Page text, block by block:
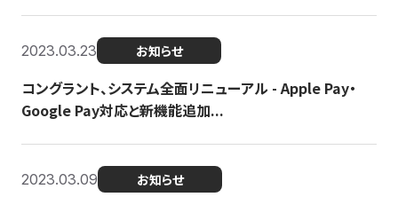
2023.03.23 お知らせ
コングラント、システム全面リニューアル - Apple Pay・
Google Pay対応と新機能追加...
2023.03.09 お知らせ